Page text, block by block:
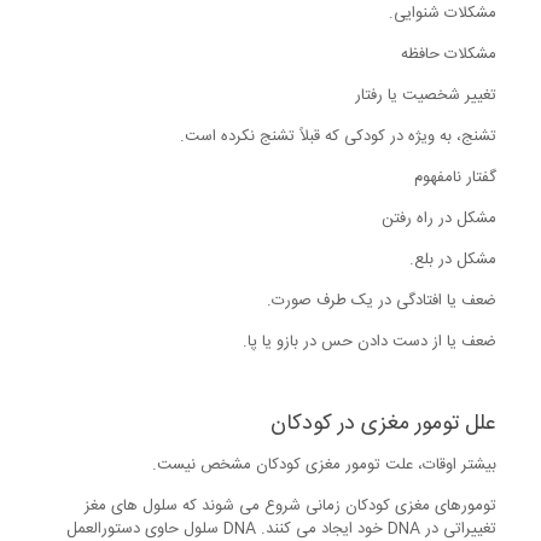
مشکلات شنوایی.
مشکلات حافظه
تغییر شخصیت یا رفتار
تشنج، به ویژه در کودکی که قبلاً تشنج نکرده است.
گفتار نامفهوم
مشکل در راه رفتن
مشکل در بلع.
ضعف یا افتادگی در یک طرف صورت.
ضعف یا از دست دادن حس در بازو یا پا.
علل تومور مغزی در کودکان
بیشتر اوقات، علت تومور مغزی کودکان مشخص نیست.
تومورهای مغزی کودکان زمانی شروع می شوند که سلول های مغز
تغییراتی در DNA خود ایجاد می کنند. DNA سلول حاوی دستورالعمل